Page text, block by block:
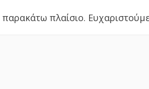
πλαίσιο.